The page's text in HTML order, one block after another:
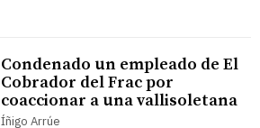
Condenado un empleado de El
Cobrador del Frac por
coaccionar a una vallisoletana
Íñigo Arrúe